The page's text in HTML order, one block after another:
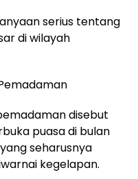
serius tentang
di wilayah
disebut
puasa di bulan
seharusnya
kegelapan.